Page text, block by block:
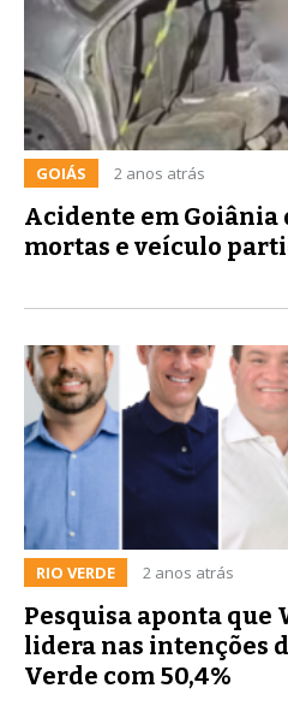
GOIÁS 2 anos atrás
Acidente em Goiânia
mortas e veículo
RIO VERDE 2 anos atrás
Pesquisa aponta
lidera nas intenções
Verde com 50,4%